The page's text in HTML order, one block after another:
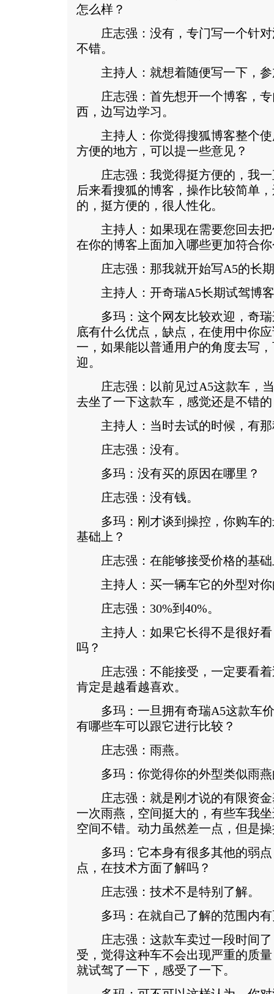
怎么样？
庄志强：没有，专门写一个针对
不错。
主持人：就想着随便写一下，参
庄志强：首先想开一个博客，专
西，边写边学习。
主持人：你觉得搜狐博客整个使
方便的地方，可以提一些意见？
庄志强：我觉得挺方便的，我一
后来看搜狐的博客，操作比较简单
的，挺方便的，很人性化。
主持人：如果现在需要您回去把
在你的博客上面加入哪些更加符合
庄志强：那我就开始写A5的长期
主持人：开奇瑞A5长期试驾博
多玛：这个网友比较欢迎，奇瑞
底有什么优点，缺点，在使用中你
一，如果能以普通用户的角度去写
迎。
庄志强：以前见过A5这款车，当
去坐了一下这款车，感觉还是不错
主持人：当时去试的时候，有那
庄志强：没有。
多玛：没有买的原因在哪里？
庄志强：没有钱。
多玛：刚才谈到操控，你购车的
基础上？
庄志强：在能够接受价格的基础
主持人：买一辆车它的外型对你
庄志强：30%到40%。
主持人：如果它长得不是很好看
吗？
庄志强：不能接受，一定要看着
肯定是越看越喜欢。
多玛：一旦拥有奇瑞A5这款车价
有哪些车可以跟它进行比较？
庄志强：雨燕。
多玛：你觉得你的外型类似雨燕
庄志强：就是刚才说的有限资金
一次雨燕，空间挺大的，有些车我
空间不错。动力虽然差一点，但是
多玛：它本身有很多其他的弱点
点，在技术方面了解吗？
庄志强：技术不是特别了解。
多玛：在就自己了解的范围内有
庄志强：这款车卖过一段时间了
受，觉得这种车不会出现严重的质
就试驾了一下，感受了一下。